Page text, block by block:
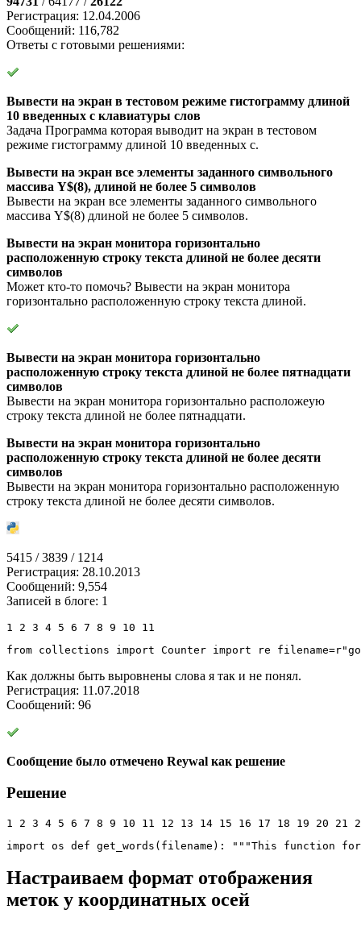
Регистрация: 12.04.2006
Сообщений: 116,782
Ответы с готовыми решениями:
Вывести на экран в тестовом режиме гистограмму длиной
10 введенных с клавиатуры слов
Задача Программа которая выводит на экран в тестовом
режиме гистограмму длиной 10 введенных с.
Вывести на экран все элементы заданного символьного
массива Y$(8), длиной не более 5 символов
Вывести на экран все элементы заданного символьного
массива Y$(8) длиной не более 5 символов.
Вывести на экран монитора горизонтально
расположенную строку текста длиной не более десяти
символов
Может кто-то помочь? Вывести на экран монитора
горизонтально расположенную строку текста длиной.
Вывести на экран монитора горизонтально
расположенную строку текста длиной не более пятнадцати
символов
Вывести на экран монитора горизонтально расположеую
строку текста длиной не более пятнадцати.
Вывести на экран монитора горизонтально
расположенную строку текста длиной не более десяти
символов
Вывести на экран монитора горизонтально расположенную
строку текста длиной не более десяти символов.
5415 / 3839 / 1214
Регистрация: 28.10.2013
Сообщений: 9,554
Записей в блоге: 1
1 2 3 4 5 6 7 8 9 10 11
from collections import Counter import re filename=r
Как должны быть выровнены слова я так и не понял.
Регистрация: 11.07.2018
Сообщений: 96
Сообщение было отмечено Reywal как решение
Решение
1 2 3 4 5 6 7 8 9 10 11 12 13 14 15 16 17 18 19 20 21
import os def get_words ( filename ) : """This function
Настраиваем формат отображения
меток у координатных осей